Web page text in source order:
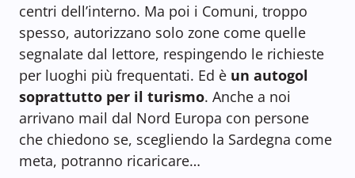
centri dell’interno. Ma poi i Comuni, troppo
spesso, autorizzano solo zone come quelle
segnalate dal lettore, respingendo le richieste
per luoghi più frequentati. Ed è un autogol
soprattutto per il turismo. Anche a noi
arrivano mail dal Nord Europa con persone
che chiedono se, scegliendo la Sardegna come
meta, potranno ricaricare…